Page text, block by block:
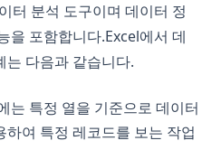
터 분석 도구이며 데이터 정
을 포함합니다.Excel에서 데
는 다음과 같습니다.
는 특정 열을 기준으로 데이터
여 특정 레코드를 보는 작업